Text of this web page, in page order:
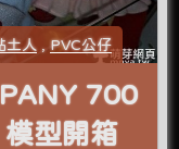
土人 ,PVC公仔
700
型開箱